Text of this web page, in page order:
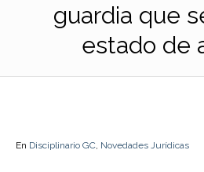
guardia que
estado de
En Disciplinario GC Novedades Jurídicas